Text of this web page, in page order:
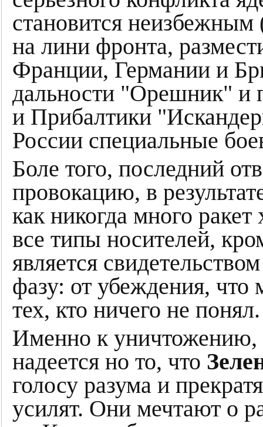
становится неизбежным
на лини фронта,
Франции, Германии и
дальности "Орешник" и
и Прибалтики
России специальные
Боле того, последний
провокацию, в
как никогда много
все типы носителей,
является
фазу: от убеждения,
тех, кто ничего не понял.
Именно к уничтожению,
надеется но то, что
голосу разума и
усилят. Они мечтают о